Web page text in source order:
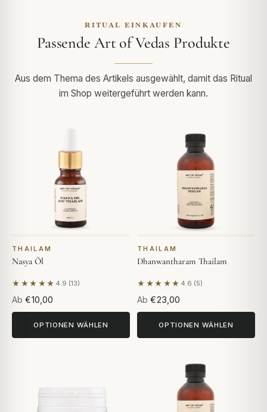
RITUAL EINKAUFEN
Passende Art of Vedas Produkte
Aus dem Thema des Artikels ausgewählt, damit das Ritual
im Shop weitergeführt werden kann.
THAILAM
Nasya Öl
★★★★★ 4.9 (13)
Basierend auf 13 Bewertungen
Ab €10,00
OPTIONEN WÄHLEN
THAILAM
Dhanwantharam Thailam
★★★★★ 4.6 (5)
Basierend auf 5
Ab €23,00
OPTIONEN WÄHLEN